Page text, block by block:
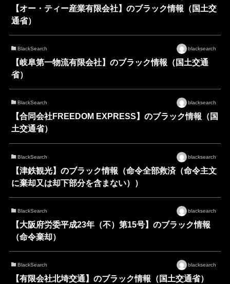
【オー・ティー産業有限会社】のブラック情報（国土交
通省）
BlackSearch blacksearch
【岐阜第一物流有限会社】のブラック情報（国土交通
省）
BlackSearch blacksearch
【合同会社FREEDOM EXPRESS】のブラック情報（国
土交通省）
BlackSearch blacksearch
【津鉄観光】のブラック情報（命令全部救済（命令主文
に棄却又は却下部分を含まない））
BlackSearch blacksearch
【大阪府労委平成23年（不）第15号】のブラック情報
（命令棄却）
BlackSearch blacksearch
【有限会社北埼交通】のブラック情報（国土交通省）